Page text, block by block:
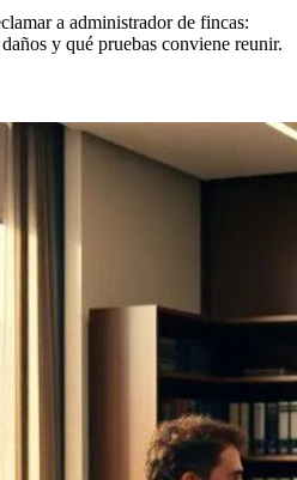
a administrador de fincas:
y qué pruebas conviene reunir.